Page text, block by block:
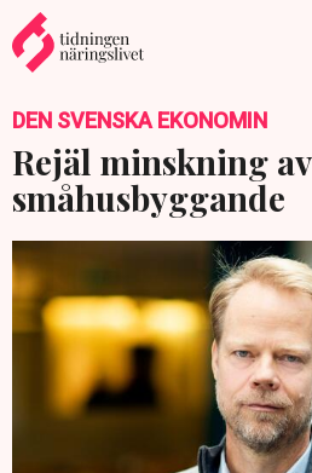
DEN SVENSKA EKONOMIN
Rejäl minskning av
småhusbyggande